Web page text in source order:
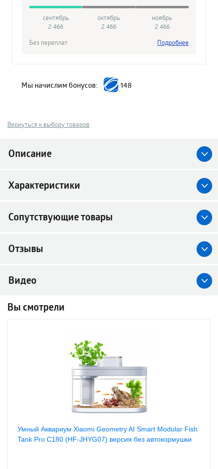
сентябрь
2 466
октябрь
2 466
ноябрь
2 466
Без переплат
Подробнее
Мы начислим бонусов: 148
Вернуться к выбору товаров
Описание
Характеристики
Сопутствующие товары
Отзывы
Видео
Вы смотрели
Умный Аквариум Xiaomi Geometry AI Smart Modular Fish
Tank Pro С180 (HF-JHYG07) версия без автокормушки